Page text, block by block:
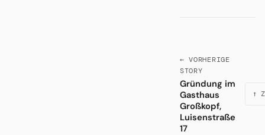
← VORHERIGE
STORY
Gründung im
Gasthaus
Großkopf,
Luisenstraße
17
↑